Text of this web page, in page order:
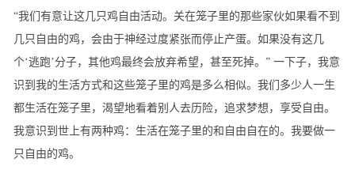
“我们有意让这几只鸡自由活动。关在笼子里的那些家伙如果看不到
几只自由的鸡，会由于神经过度紧张而停止产蛋。如果没有这几
个‘逃跑’分子，其他鸡最终会放弃希望，甚至死掉。” 一下子，我意
识到我的生活方式和这些笼子里的鸡是多么相似。我们多少人一生
都生活在笼子里，渴望地看着别人去历险，追求梦想，享受自由。
我意识到世上有两种鸡：生活在笼子里的和自由自在的。我要做一
只自由的鸡。